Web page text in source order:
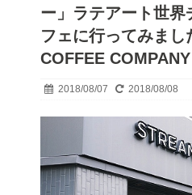
ー」ラテアート世界
フェに行ってみまし
COFFEE COMPANY
2018/08/07 2018/08/08